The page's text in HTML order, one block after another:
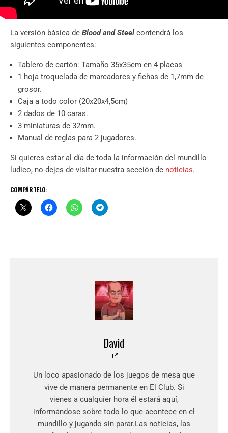
La versión básica de Blood and Steel contendrá los
siguientes componentes:
Tablero de cartón: Tamaño 35x35cm en 4 placas
1 hoja troquelada de marcadores y fichas de 1,7mm de
grosor.
Caja a todo color (20x20x4,5cm)
2 dados de 10 caras.
3 miniaturas de 32mm.
Manual de reglas para 2 jugadores.
Si quieres estar al día de toda la información del mundillo
ludico, no dejes de visitar nuestra sección de noticias.
COMPÁRTELO:
David
Un loco apasionado de los juegos de mesa que
vive de manera permanente en El Club. Si
vienes a cualquier hora él estará aquí,
informándose sobre todo lo que acontece en el
mundillo y jugando sin parar.Las noticias, las